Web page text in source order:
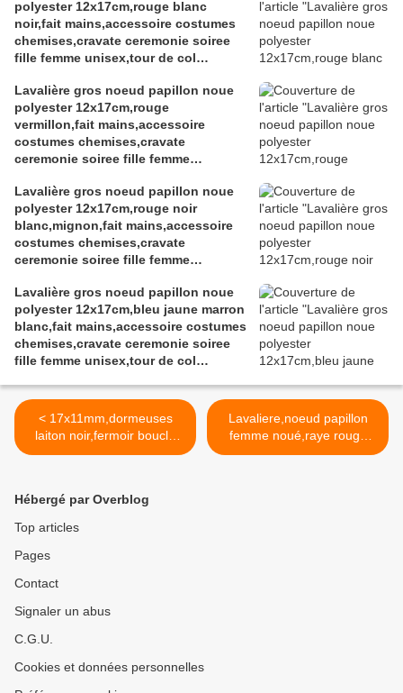
polyester 12x17cm,rouge blanc
noir,fait mains,accessoire costumes
chemises,cravate ceremonie soiree
fille femme unisex,tour de col
Lavalière gros noeud papillon noue
polyester 12x17cm,rouge
vermillon,fait mains,accessoire
costumes chemises,cravate
ceremonie soiree fille femme
dress code ecole travail
Lavalière gros noeud papillon noue
polyester 12x17cm,rouge noir
blanc,mignon,fait mains,accessoire
costumes chemises,cravate
ceremonie soiree fille femme
Lavalière gros noeud papillon noue
polyester 12x17cm,bleu jaune marron
blanc,fait mains,accessoire costumes
chemises,cravate ceremonie soiree
fille femme unisex,tour de col
< 17x11mm,dormeuses
laiton noir,fermoir boucle
oreille percée,fourniture
décoration,scrapbooking,go
thique vintage
kawaii,boheme victorien
mains,art deco art nouveau
rococo
Lavaliere,noeud papillon
femme noué,raye rouge
blanc
Hébergé par Overblog
Top articles
Pages
Contact
Signaler un abus
C.G.U.
Cookies et données personnelles